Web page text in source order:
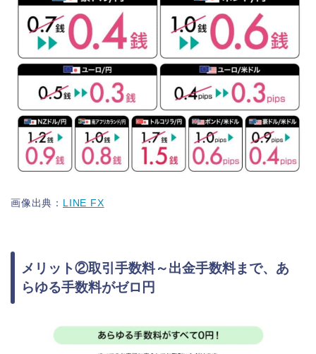
画像出典： LINE FX
メリット②取引手数料～出金手数料まで、あ
らゆる手数料がゼロ円